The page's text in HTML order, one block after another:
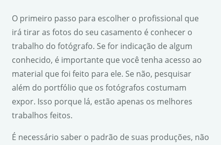
O primeiro passo para escolher o profissional que
irá tirar as fotos do seu casamento é conhecer o
trabalho do fotógrafo. Se for indicação de algum
conhecido, é importante que você tenha acesso ao
material que foi feito para ele. Se não, pesquisar
além do portfólio que os fotógrafos costumam
expor. Isso porque lá, estão apenas os melhores
trabalhos feitos.
É necessário saber o padrão de suas produções, não